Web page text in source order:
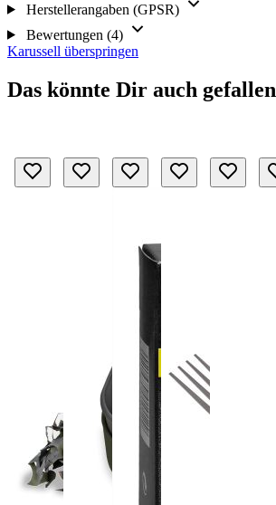
Herstellerangaben (GPSR)
Bewertungen (4)
Karussell überspringen
Das könnte Dir auch gefallen